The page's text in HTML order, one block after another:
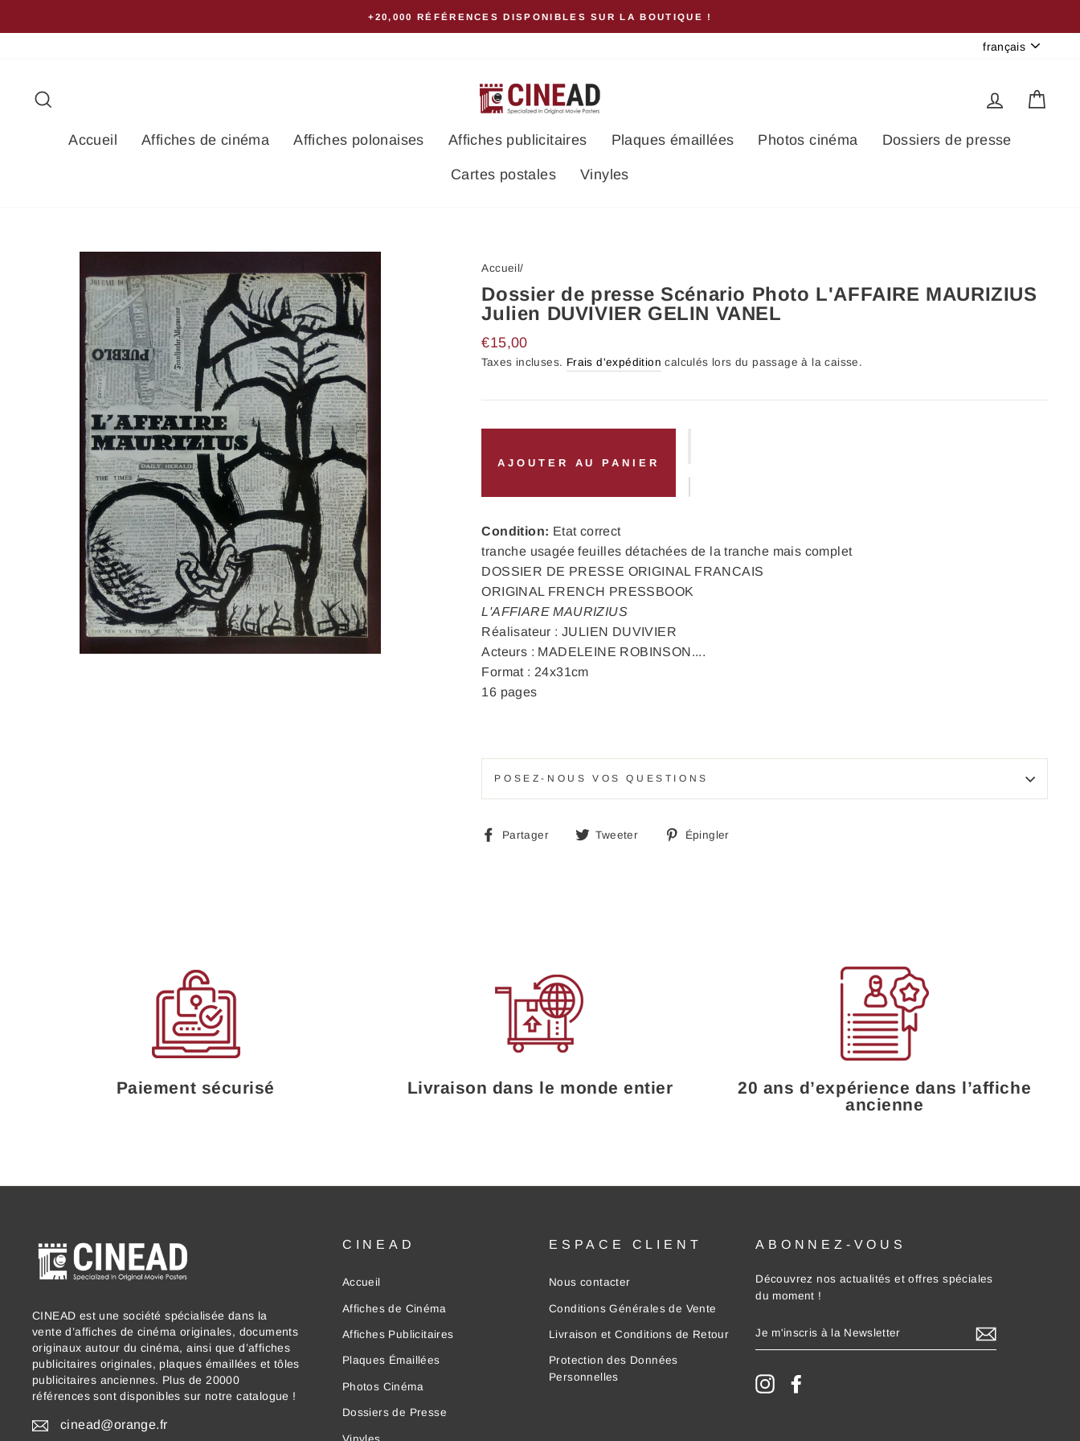
au
+20,000 RÉFÉRENCES DISPONIBLES SUR LA BOUTIQUE !
Langue
français
Se
Accueil Affiches de cinéma Affiches polonaises Affiches publicitaires Plaques émaillées Photos cinéma Dossiers de presse
Cartes postales Vinyles
Accueil/
Dossier de presse Scénario Photo L'AFFAIRE MAURIZIUS
Julien DUVIVIER GELIN VANEL
Prix
régulier
€15,00
Taxes incluses. Frais d'expédition calculés lors du passage à la caisse.
AJOUTER AU PANIER
Condition: Etat correct
tranche usagée feuilles détachées de la tranche mais complet
DOSSIER DE PRESSE ORIGINAL FRANCAIS
ORIGINAL FRENCH PRESSBOOK
L'AFFIARE MAURIZIUS
Réalisateur : JULIEN DUVIVIER
Acteurs : MADELEINE ROBINSON....
Format : 24x31cm
16 pages
POSEZ-NOUS VOS QUESTIONS
Partager
PartagerTweeter
TweeterÉpingler
Paiement sécurisé Livraison dans le monde entier
20 ans d’expérience dans l’affiche
ancienne
CINEAD est une société spécialisée dans la
vente d’affiches de cinéma originales, documents
originaux autour du cinéma, ainsi que d’affiches
publicitaires originales, plaques émaillées et tôles
publicitaires anciennes. Plus de 20000
références sont disponibles sur notre catalogue !
cinead@orange.fr
CINEAD
Accueil
Affiches de Cinéma
Affiches Publicitaires
Plaques Émaillées
Photos Cinéma
Dossiers de Presse
ESPACE CLIENT
Nous contacter
Conditions Générales de Vente
Livraison et Conditions de Retour
Protection des Données
Personnelles
ABONNEZ-VOUS
Découvrez nos actualités et offres spéciales
du moment !
M'INSCRIS
À
NEWSLETTER
Instagram